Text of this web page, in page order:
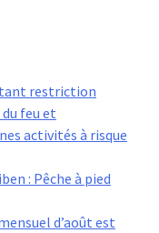
restriction
feu et
activités à risque
: Pêche à pied
d’août est